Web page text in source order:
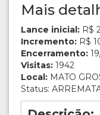
Mais
Lance inicial: R$
Incremento: R$
Encerramento:
Visitas: 1942
Local: MATO
Status: